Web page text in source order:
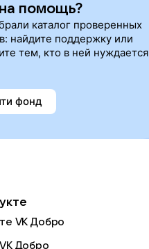
помощь?
каталог проверенных
найдите поддержку или
тем, кто в ней нуждается
фонд
VK Добро
Добро